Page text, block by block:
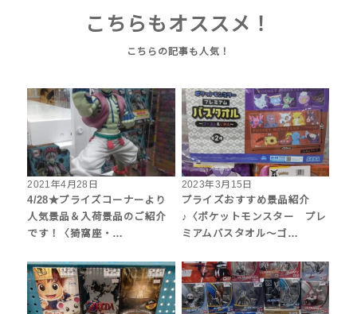
こちらもオススメ！
2021年4月28日
4/28★プライズコーナーより
人気景品＆入荷景品のご紹介
です！〈猗窩座・…
2023年3月15日
プライズおすすめ景品紹介
♪〈ポケットモンスター プレ
ミアムバスタオル〜ゴ…